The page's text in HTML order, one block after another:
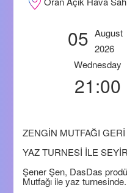
05 August
2026
Wednesday
21:00
ZENGİN MUTFAĞI
YAZ TURNESİ İLE
Şener Şen, DasDas
Mutfağı ile yaz turnesinde.